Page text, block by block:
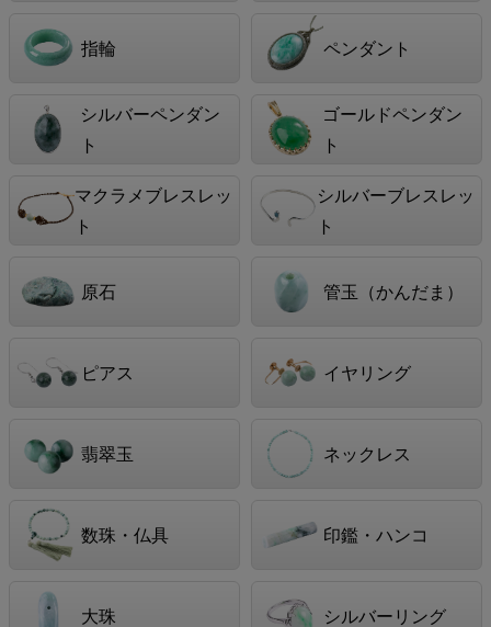
指輪 ペンダント
シルバーペンダン
ト
ゴールドペンダン
ト
マクラメブレスレッ
ト
シルバーブレスレッ
ト
原石 管玉（かんだま）
ピアス イヤリング
翡翠玉 ネックレス
数珠・仏具 印鑑・ハンコ
大珠 シルバーリング